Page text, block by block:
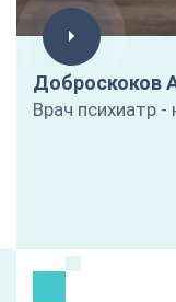
Доброскоков
Врач психиатр -